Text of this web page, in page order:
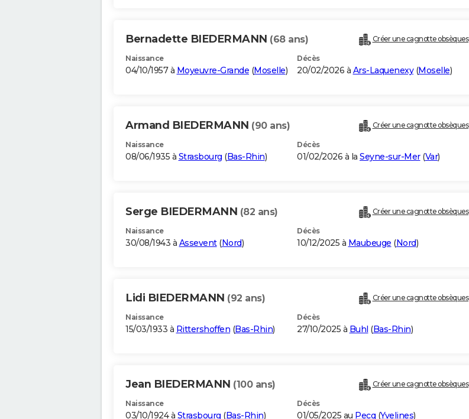
Bernadette BIEDERMANN (68 ans) Créer une cagnotte obsèques
Naissance
04/10/1957 à Moyeuvre-Grande (Moselle)
Décès
20/02/2026 à Ars-Laquenexy(Moselle)
Armand BIEDERMANN (90 ans) Créer une cagnotte obsèques
Naissance
08/06/1935 à Strasbourg (Bas-Rhin)
Décès
01/02/2026 à la Seyne-sur-Mer(Var)
Serge BIEDERMANN (82 ans) Créer une cagnotte obsèques
Naissance
30/08/1943 à Assevent(Nord)
Décès
10/12/2025 à Maubeuge (Nord)
Lidi BIEDERMANN (92 ans) Créer une cagnotte obsèques
Naissance
15/03/1933 à Rittershoffen (Bas-Rhin)
Décès
27/10/2025 à Buhl (Bas-Rhin)
Jean BIEDERMANN (100 ans) Créer une cagnotte obsèques
Naissance
03/10/1924 à Strasbourg (Bas-Rhin)
Décès
01/05/2025 au Pecq (Yvelines)